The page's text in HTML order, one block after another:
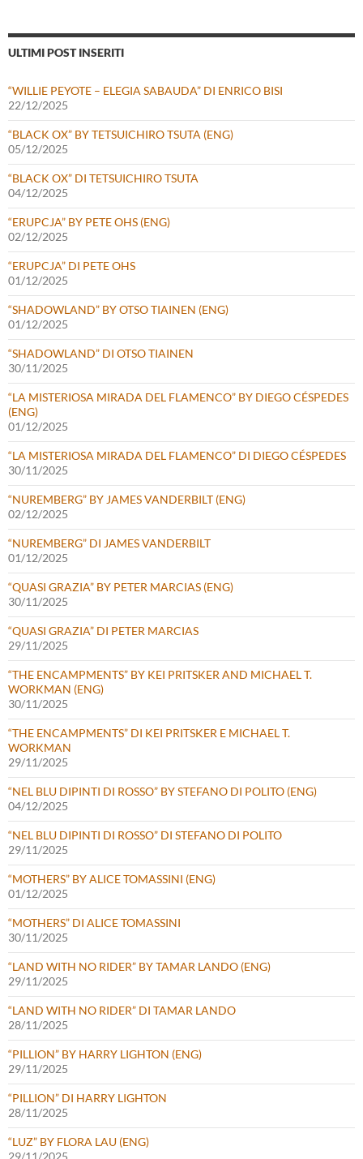
ULTIMI POST INSERITI
“WILLIE PEYOTE – ELEGIA SABAUDA” DI ENRICO BISI
22/12/2025
“BLACK OX” BY TETSUICHIRO TSUTA (ENG)
05/12/2025
“BLACK OX” DI TETSUICHIRO TSUTA
04/12/2025
“ERUPCJA” BY PETE OHS (ENG)
02/12/2025
“ERUPCJA” DI PETE OHS
01/12/2025
“SHADOWLAND” BY OTSO TIAINEN (ENG)
01/12/2025
“SHADOWLAND” DI OTSO TIAINEN
30/11/2025
“LA MISTERIOSA MIRADA DEL FLAMENCO” BY DIEGO CÉSPEDES
(ENG)
01/12/2025
“LA MISTERIOSA MIRADA DEL FLAMENCO” DI DIEGO CÉSPEDES
30/11/2025
“NUREMBERG” BY JAMES VANDERBILT (ENG)
02/12/2025
“NUREMBERG” DI JAMES VANDERBILT
01/12/2025
“QUASI GRAZIA” BY PETER MARCIAS (ENG)
30/11/2025
“QUASI GRAZIA” DI PETER MARCIAS
29/11/2025
“THE ENCAMPMENTS” BY KEI PRITSKER AND MICHAEL T.
WORKMAN (ENG)
30/11/2025
“THE ENCAMPMENTS” DI KEI PRITSKER E MICHAEL T.
WORKMAN
29/11/2025
“NEL BLU DIPINTI DI ROSSO” BY STEFANO DI POLITO (ENG)
04/12/2025
“NEL BLU DIPINTI DI ROSSO” DI STEFANO DI POLITO
29/11/2025
“MOTHERS” BY ALICE TOMASSINI (ENG)
01/12/2025
“MOTHERS” DI ALICE TOMASSINI
30/11/2025
“LAND WITH NO RIDER” BY TAMAR LANDO (ENG)
29/11/2025
“LAND WITH NO RIDER” DI TAMAR LANDO
28/11/2025
“PILLION” BY HARRY LIGHTON (ENG)
29/11/2025
“PILLION” DI HARRY LIGHTON
28/11/2025
“LUZ” BY FLORA LAU (ENG)